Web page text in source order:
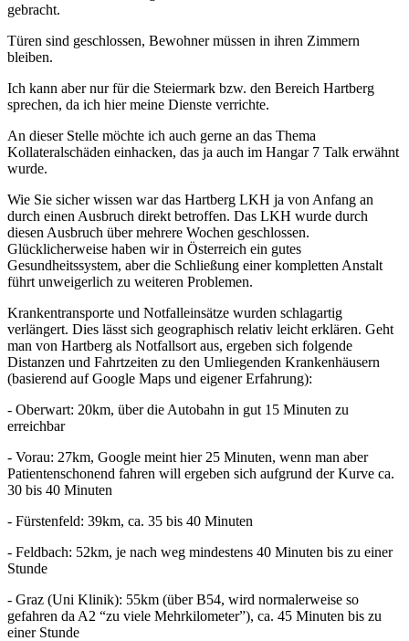
gebracht.
Türen sind geschlossen, Bewohner müssen in ihren Zimmern
bleiben.
Ich kann aber nur für die Steiermark bzw. den Bereich Hartberg
sprechen, da ich hier meine Dienste verrichte.
An dieser Stelle möchte ich auch gerne an das Thema
Kollateralschäden einhacken, das ja auch im Hangar 7 Talk erwähnt
wurde.
Wie Sie sicher wissen war das Hartberg LKH ja von Anfang an
durch einen Ausbruch direkt betroffen. Das LKH wurde durch
diesen Ausbruch über mehrere Wochen geschlossen.
Glücklicherweise haben wir in Österreich ein gutes
Gesundheitssystem, aber die Schließung einer kompletten Anstalt
führt unweigerlich zu weiteren Problemen.
Krankentransporte und Notfalleinsätze wurden schlagartig
verlängert. Dies lässt sich geographisch relativ leicht erklären. Geht
man von Hartberg als Notfallsort aus, ergeben sich folgende
Distanzen und Fahrtzeiten zu den Umliegenden Krankenhäusern
(basierend auf Google Maps und eigener Erfahrung):
- Oberwart: 20km, über die Autobahn in gut 15 Minuten zu
erreichbar
- Vorau: 27km, Google meint hier 25 Minuten, wenn man aber
Patientenschonend fahren will ergeben sich aufgrund der Kurve ca.
30 bis 40 Minuten
- Fürstenfeld: 39km, ca. 35 bis 40 Minuten
- Feldbach: 52km, je nach weg mindestens 40 Minuten bis zu einer
Stunde
- Graz (Uni Klinik): 55km (über B54, wird normalerweise so
gefahren da A2 “zu viele Mehrkilometer”), ca. 45 Minuten bis zu
einer Stunde